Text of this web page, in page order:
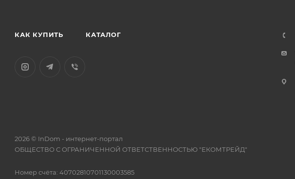
КАК КУПИТЬ КАТАЛОГ
2026 © InDom - интернет-портал
ОБЩЕСТВО С ОГРАНИЧЕННОЙ ОТВЕТСТВЕННОСТЬЮ "ЕКОМТРЕЙД"
Номер счёта: 40702810701130003585